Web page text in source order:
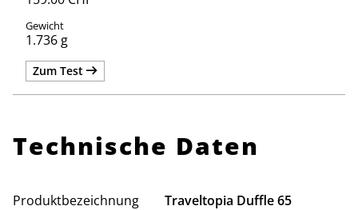
1.736 g
Zum Test
Technische Daten
Produktbezeichnung Traveltopia Duffle 65